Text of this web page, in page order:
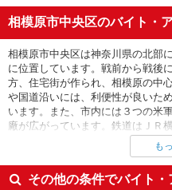
相模原市中央区のバイト・
相模原市中央区は神奈川県の北部
に位置しています。戦前から戦後
方、住宅街が作られ、相模原の中
や国道沿いには、利便性が良いた
います。また、市内には３つの米
廠が広がっています。鉄道はＪＲ
ＪＲ横浜線を境にして、南側に市
あります。相模原駅周辺には、ス
ド店、アパレル店、カラオケ店な
各店舗で、レジ、品出し、ホール
も
その他の条件でバイト